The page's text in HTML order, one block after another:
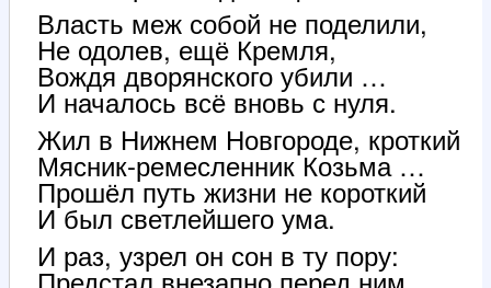
Власть меж собой не поделили,
Не одолев, ещё Кремля,
Вождя дворянского убили …
И началось всё вновь с нуля.
Жил в Нижнем Новгороде, кроткий
Мясник-ремесленник Козьма …
Прошёл путь жизни не короткий
И был светлейшего ума.
И раз, узрел он сон в ту пору: